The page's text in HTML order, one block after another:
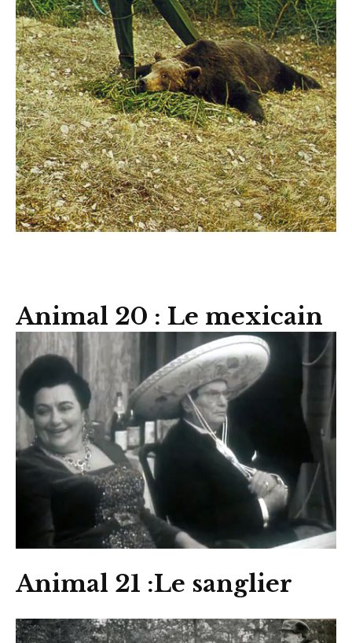
Animal 20 : Le mexicain
Animal 21 :Le sanglier